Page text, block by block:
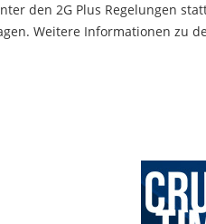
den 2G Plus Regelungen
Weitere Informationen zu